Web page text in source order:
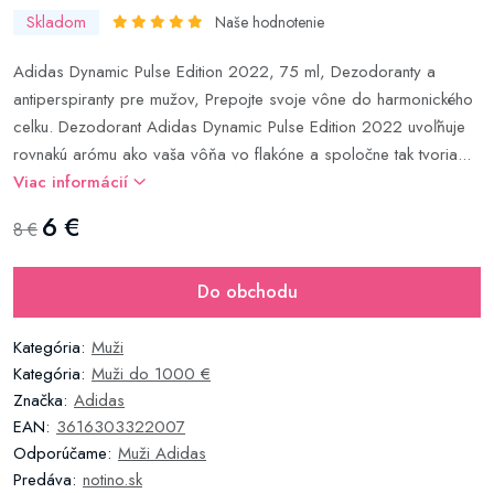
Skladom Naše hodnotenie
Adidas Dynamic Pulse Edition 2022, 75 ml, Dezodoranty a
antiperspiranty pre mužov, Prepojte svoje vône do harmonického
celku. Dezodorant Adidas Dynamic Pulse Edition 2022 uvoľňuje
rovnakú arómu ako vaša vôňa vo flakóne a spoločne tak tvoria...
Viac informácií
8 € 6 €
Do obchodu
Kategória: Muži
Kategória: Muži do 1000 €
Značka: Adidas
EAN: 3616303322007
Odporúčame: Muži Adidas
Predáva: notino.sk